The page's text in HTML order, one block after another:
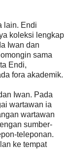
lain. Endi
koleksi lengkap
Iwan dan
sama
Endi,
fora akademik.
Iwan. Pada
wartawan ia
wartawan
sumber-
teleponan.
ke tempat